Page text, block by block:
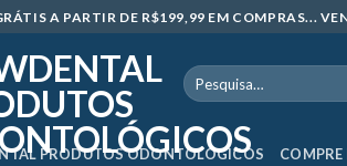
A PARTIR DE R$199,99 EM COMPRAS...
Pesquisar
por:
PRODUTOS ODONTOLÓGICOS